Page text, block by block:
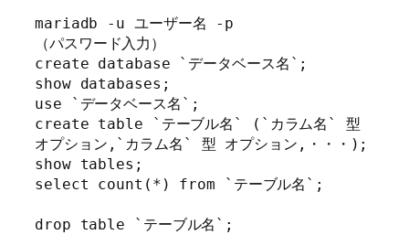
mariadb -u ユーザー名 -p
（パスワード入力）
create database `データベース名`;
show databases;
use `データベース名`;
create table `テーブル名` (`カラム名` 型
オプション,`カラム名` 型 オプション,・・・);
show tables;
select count(*) from `テーブル名`;
drop table `テーブル名`;